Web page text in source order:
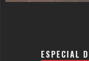
ESPECIAL